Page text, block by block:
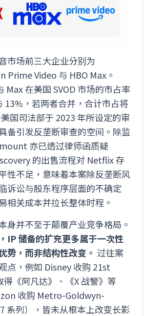
市场前三大企业分别为
Prime Video 与 HBO Max。
Max 在美国 SVOD 市场的市占率
13%，若两者合并，合计市占将
国司法部于 2023 年所设定的审
备引发反垄断审查的空间。除监
亦已透过律师函质疑
的出售流程对 Netflix 存
性不足，意味着本案除反垄断风
诉讼与股东程序层面的不确定
相关成本并拉长整体时程。
身并不至于颠覆产业竞争格局。
IP 储备的扩充更多属于一次性
势，而非结构性改变。 过往案
点，例如 Disney 收购 21st
《阿凡达》、《X 战警》等
收购 Metro-Goldwyn-
系列），皆未从根本上改变长影